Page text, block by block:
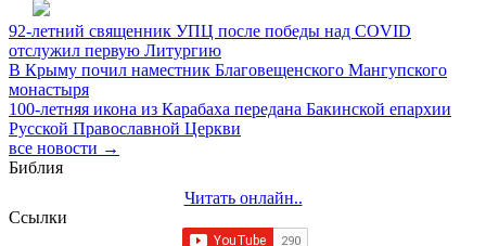
92-летний священник УПЦ после победы над COVID
отслужил первую Литургию
В Крыму почил наместник Благовещенского Мангупского
монастыря
100-летняя икона из Карабаха передана Бакинской епархии
Русской Православной Церкви
все новости →
Библия
Читать онлайн..
Ссылки